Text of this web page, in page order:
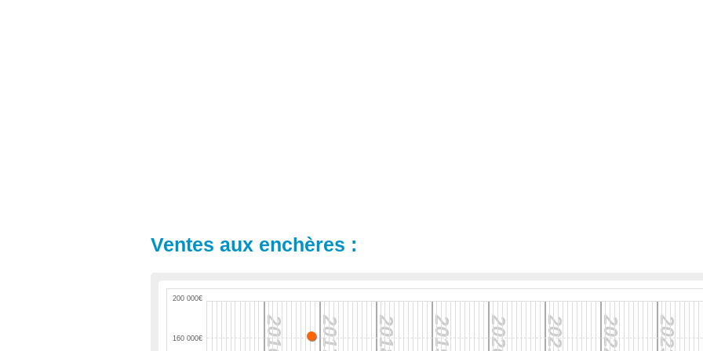
Ventes aux enchères :
2016 2017 2018 2019 2020 2021 2022 2023
160 000€
200 000€